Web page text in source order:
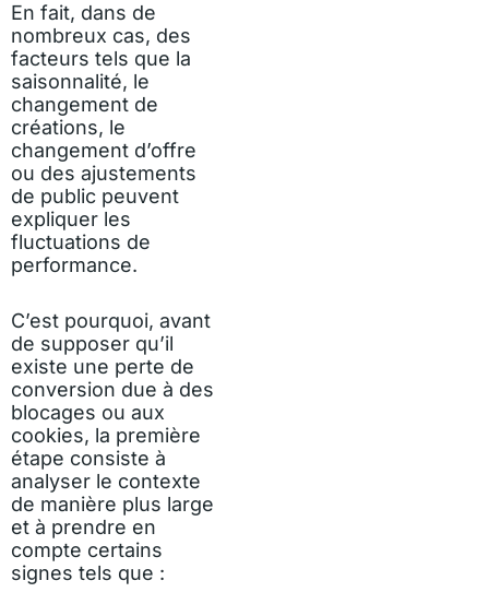
En fait, dans de
nombreux cas, des
facteurs tels que la
saisonnalité, le
changement de
créations, le
changement d’offre
ou des ajustements
de public peuvent
expliquer les
fluctuations de
performance.
C’est pourquoi, avant
de supposer qu’il
existe une perte de
conversion due à des
blocages ou aux
cookies, la première
étape consiste à
analyser le contexte
de manière plus large
et à prendre en
compte certains
signes tels que :